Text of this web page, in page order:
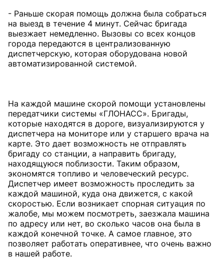
- Раньше скорая помощь должна была собраться
на выезд в течение 4 минут. Сейчас бригада
выезжает немедленно. Вызовы со всех концов
города передаются в централизованную
диспетчерскую, которая оборудована новой
автоматизированной системой.
На каждой машине скорой помощи установлены
передатчики системы «ГЛОНАСС». Бригады,
которые находятся в дороге, визуализируются у
диспетчера на мониторе или у старшего врача на
карте. Это дает возможность не отправлять
бригаду со станции, а направить бригаду,
находящуюся поблизости. Таким образом,
экономятся топливо и человеческий ресурс.
Диспетчер имеет возможность проследить за
каждой машиной, куда она движется, с какой
скоростью. Если возникает спорная ситуация по
жалобе, мы можем посмотреть, заезжала машина
по адресу или нет, во сколько часов она была в
каждой конечной точке. А самое главное, это
позволяет работать оперативнее, что очень важно
в нашей работе.